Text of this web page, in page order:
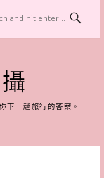
下一趟旅行的答案。